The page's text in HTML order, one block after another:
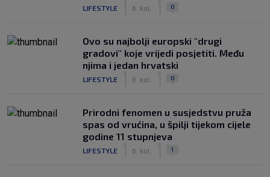
LIFESTYLE 6. kol. 0
Ovo su najbolji europski "drugi
gradovi" koje vrijedi posjetiti. Među
njima i jedan hrvatski
LIFESTYLE 6. kol. 0
Prirodni fenomen u susjedstvu pruža
spas od vrućina, u špilji tijekom cijele
godine 11 stupnjeva
LIFESTYLE 6. kol. 1